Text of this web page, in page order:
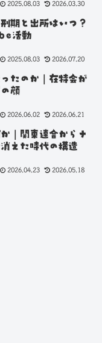
2025.08.03 2026.03.30
期と出所はいつ？
活動
2025.08.03 2026.07.20
たのか｜在特会が
顔
2026.06.02 2026.06.21
｜関東連合からナ
えた時代の構造
2026.04.23 2026.05.18